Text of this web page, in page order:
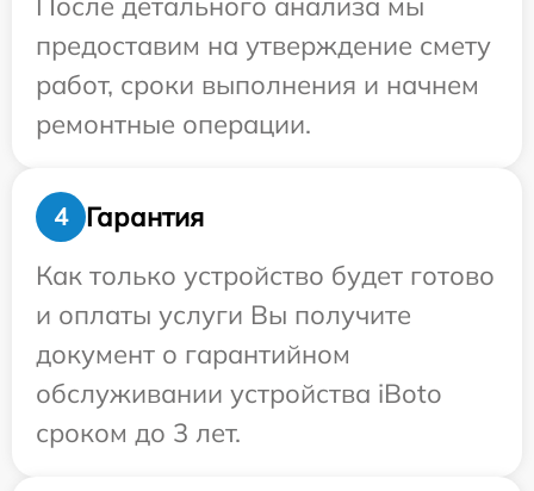
предоставим на утверждение смету
работ, сроки выполнения и начнем
ремонтные операции.
4
Гарантия
Как только устройство будет готово
и оплаты услуги Вы получите
документ о гарантийном
обслуживании устройства iBoto
сроком до 3 лет.